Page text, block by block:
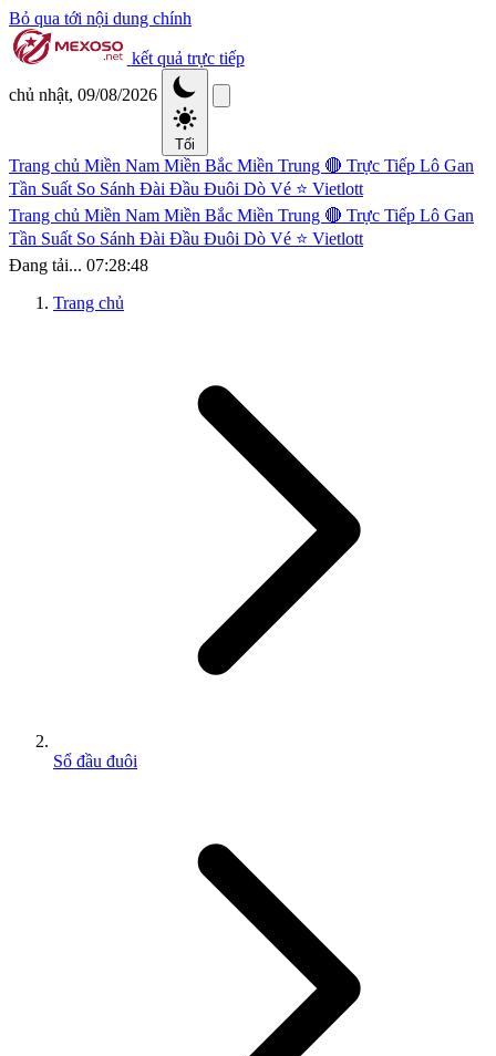
Bỏ qua tới nội dung chính
kết quả trực tiếp
chủ nhật, 09/08/2026
Tối
Trang chủ Miền Nam Miền Bắc Miền Trung 🔴 Trực Tiếp Lô Gan
Tần Suất So Sánh Đài Đầu Đuôi Dò Vé ⭐ Vietlott
Trang chủ Miền Nam Miền Bắc Miền Trung 🔴 Trực Tiếp Lô Gan
Tần Suất So Sánh Đài Đầu Đuôi Dò Vé ⭐ Vietlott
Đang tải... 07:28:48
Trang chủ
Sổ đầu đuôi